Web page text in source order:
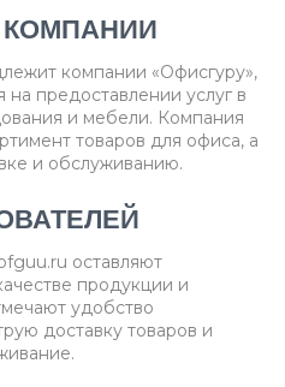
компании «Офисгуру»,
на предоставлении услуг в
и мебели. Компания
товаров для офиса, а
и обслуживанию.
оставляют
продукции и
удобство
доставку товаров и